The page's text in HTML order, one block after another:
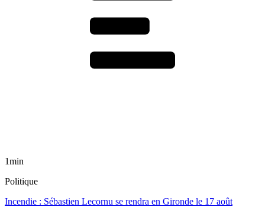
1min
Politique
Incendie : Sébastien Lecornu se rendra en Gironde le 17 août